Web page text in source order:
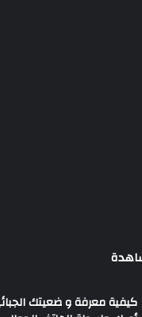
كيفية معرفة و ضعيتك